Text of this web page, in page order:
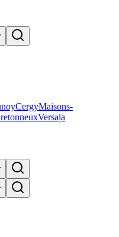
CergyMaisons-
Versaļa